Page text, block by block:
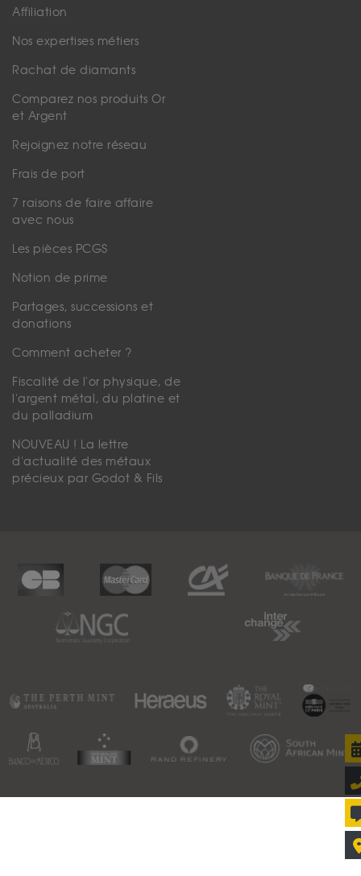
Affiliation
Nos expertises métiers
Rachat de diamants
Comparez nos produits Or
et Argent
Rejoignez notre réseau
Frais de port
7 raisons de faire affaire
avec nous
Les pièces PCGS
Notion de prime
Partages, successions et
donations
Comment acheter ?
Fiscalité de l'or physique, de
l'argent métal, du platine et
du palladium
NOUVEAU ! La lettre
d'actualité des métaux
précieux par Godot & Fils